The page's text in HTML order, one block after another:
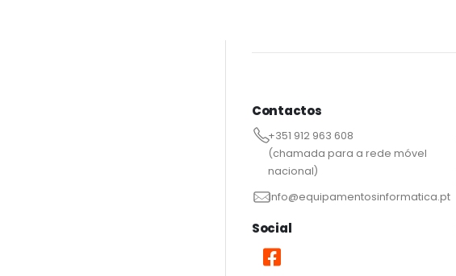
Contactos
+351 912 963 608
(chamada para a rede móvel
nacional)
info@equipamentosinformatica.pt
Social